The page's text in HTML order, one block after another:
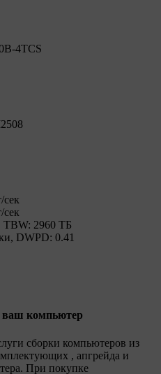
4TCS
сек
сек
TBW: 2960 ТБ
DWPD: 0.41
ваш компьютер
сборки компьютеров из
, апгрейда и
При покупке